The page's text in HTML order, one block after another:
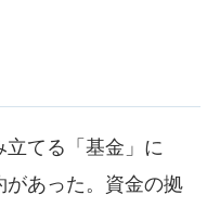
てる「基金」に
があった。資金の拠